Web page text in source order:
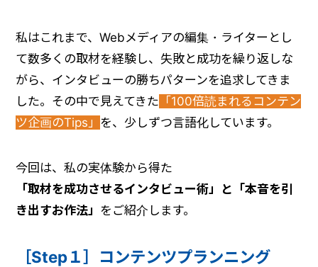
私はこれまで、Webメディアの編集・ライターとし
て数多くの取材を経験し、失敗と成功を繰り返しな
がら、インタビューの勝ちパターンを追求してきま
した。その中で見えてきた 「100倍読まれるコンテン
ツ企画のTips」 を、少しずつ言語化しています。
今回は、私の実体験から得た
「取材を成功させるインタビュー術」と「本音を引
き出すお作法」 をご紹介します。
［Step１］コンテンツプランニング